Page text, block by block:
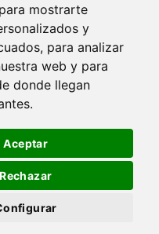
mostrarte
y
para analizar
web y para
donde llegan
Aceptar
Rechazar